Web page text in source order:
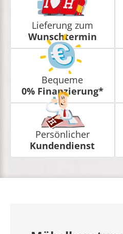
Lieferung zum
Wunschtermin
Bequeme
0% Finanzierung*
Persönlicher
Kundendienst